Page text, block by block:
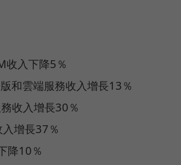
收入下降5％
和雲端服務收入增長13％
收入增長30％
增長37％
降10％